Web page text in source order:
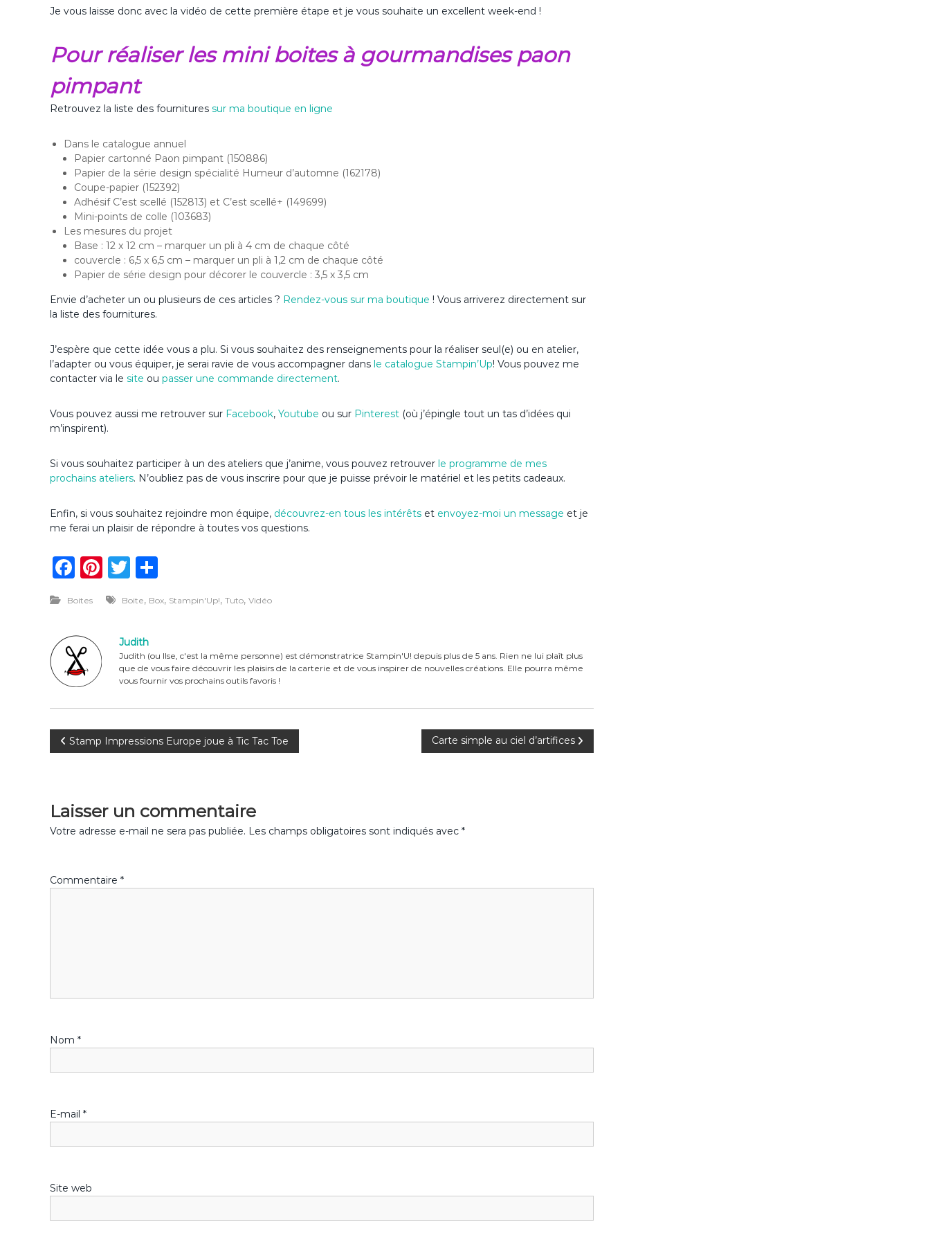
Je vous laisse donc avec la vidéo de cette première étape et je vous souhaite un excellent week-end !
Pour réaliser les mini boites à gourmandises paon
pimpant
Retrouvez la liste des fournitures sur ma boutique en ligne
Dans le catalogue annuel
Papier cartonné Paon pimpant (150886)
Papier de la série design spécialité Humeur d’automne (162178)
Coupe-papier (152392)
Adhésif C’est scellé (152813) et C’est scellé+ (149699)
Mini-points de colle (103683)
Les mesures du projet
Base : 12 x 12 cm – marquer un pli à 4 cm de chaque côté
couvercle : 6,5 x 6,5 cm – marquer un pli à 1,2 cm de chaque côté
Papier de série design pour décorer le couvercle : 3,5 x 3,5 cm
Envie d’acheter un ou plusieurs de ces articles ? Rendez-vous sur ma boutique ! Vous arriverez directement sur
la liste des fournitures.
J’espère que cette idée vous a plu. Si vous souhaitez des renseignements pour la réaliser seul(e) ou en atelier,
l’adapter ou vous équiper, je serai ravie de vous accompagner dans le catalogue Stampin’Up! Vous pouvez me
contacter via le site ou passer une commande directement.
Vous pouvez aussi me retrouver sur Facebook, Youtube ou sur Pinterest (où j’épingle tout un tas d’idées qui
m’inspirent).
Si vous souhaitez participer à un des ateliers que j’anime, vous pouvez retrouver le programme de mes
prochains ateliers. N’oubliez pas de vous inscrire pour que je puisse prévoir le matériel et les petits cadeaux.
Enfin, si vous souhaitez rejoindre mon équipe, découvrez-en tous les intérêts et envoyez-moi un message et je
me ferai un plaisir de répondre à toutes vos questions.
F
c
e
b
o
k
Pi
n
te
re
st
T
it
te
r
ta
er
Boites Boite, Box, Stampin'Up!, Tuto, Vidéo
Judith
Judith (ou Ilse, c'est la même personne) est démonstratrice Stampin'U! depuis plus de 5 ans. Rien ne lui plaît plus
que de vous faire découvrir les plaisirs de la carterie et de vous inspirer de nouvelles créations. Elle pourra même
vous fournir vos prochains outils favoris !
N
v
i
o
d
l
’
a
Stamp Impressions Europe joue à Tic Tac Toe Carte simple au ciel d’artifices
Laisser un commentaire
Votre adresse e-mail ne sera pas publiée. Les champs obligatoires sont indiqués avec *
Commentaire *
Nom *
E-mail *
Site web